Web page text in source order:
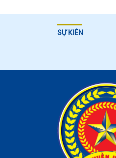
SỰ KIÊN